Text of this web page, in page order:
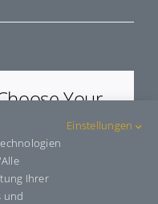
Your
WhatsAppTelegram
Ihrer
und
Einstellungen